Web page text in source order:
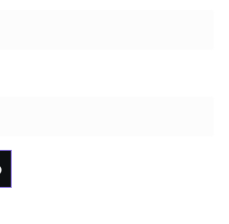
y para el municipio